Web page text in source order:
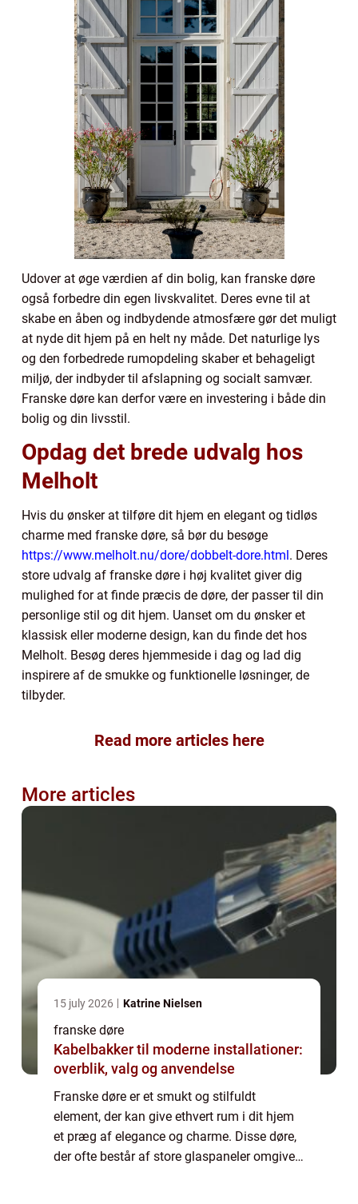
Udover at øge værdien af din bolig, kan franske døre
også forbedre din egen livskvalitet. Deres evne til at
skabe en åben og indbydende atmosfære gør det muligt
at nyde dit hjem på en helt ny måde. Det naturlige lys
og den forbedrede rumopdeling skaber et behageligt
miljø, der indbyder til afslapning og socialt samvær.
Franske døre kan derfor være en investering i både din
bolig og din livsstil.
Opdag det brede udvalg hos
Melholt
Hvis du ønsker at tilføre dit hjem en elegant og tidløs
charme med franske døre, så bør du besøge
https://www.melholt.nu/dore/dobbelt-dore.html. Deres
store udvalg af franske døre i høj kvalitet giver dig
mulighed for at finde præcis de døre, der passer til din
personlige stil og dit hjem. Uanset om du ønsker et
klassisk eller moderne design, kan du finde det hos
Melholt. Besøg deres hjemmeside i dag og lad dig
inspirere af de smukke og funktionelle løsninger, de
tilbyder.
Read more articles here
More articles
15 july 2026 Katrine Nielsen
franske døre
Kabelbakker til moderne installationer:
overblik, valg og anvendelse
Franske døre er et smukt og stilfuldt
element, der kan give ethvert rum i dit hjem
et præg af elegance og charme. Disse døre,
der ofte består af store glaspaneler omgivet